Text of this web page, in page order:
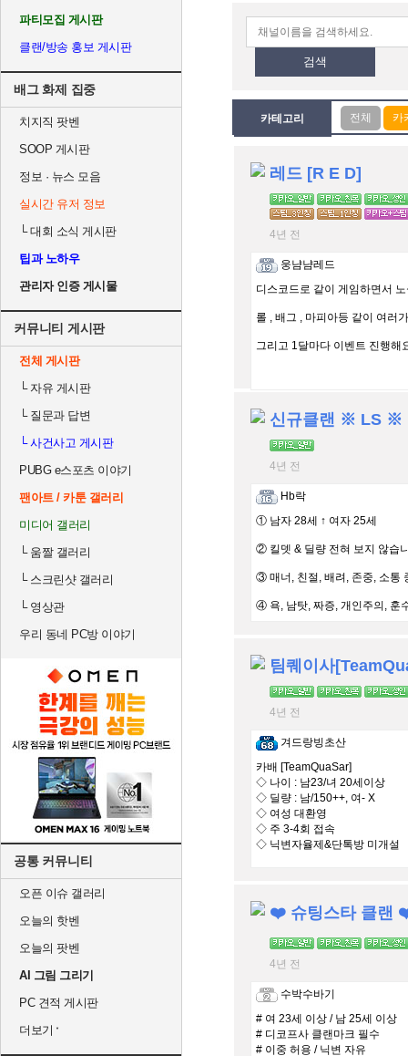
파티모집 게시판
클랜/방송 홍보 게시판
배그 화제 집중
치지직 팟벤
SOOP 게시판
정보 · 뉴스 모음
실시간 유저 정보
└대회 소식 게시판
팁과 노하우
관리자 인증 게시물
커뮤니티 게시판
전체 게시판
└자유 게시판
└질문과 답변
└사건사고 게시판
PUBG e스포츠 이야기
팬아트 / 카툰 갤러리
미디어 갤러리
└움짤 갤러리
└스크린샷 갤러리
└영상관
우리 동네 PC방 이야기
공통 커뮤니티
오픈 이슈 갤러리
오늘의 핫벤
오늘의 팟벤
AI 그림 그리기
PC 견적 게시판
더보기
검색
카테고리
레드 [R E D]
4년 전
웅냠냠레드
디스코드로 같이 게임하면서
롤 , 배그 , 마피아등 같이 여러
그리고 1달마다 이벤트 진행해
4년 전
Hb락
① 남자 28세 ↑ 여자 25세
② 킬뎃 & 딜량 전혀 보지 않습
③ 매너, 친절, 배려, 존중, 소통
④ 욕, 남탓, 짜증, 개인주의, 훈
팀퀘이사
4년 전
겨드랑빙초산
카배 [TeamQuaSar]
◇ 나이 : 남23/녀 20세이상
◇ 딜량 : 남/150++, 여- X
◇ 여성 대환영
◇ 주 3-4회 접속
◇ 닉변자율제&단톡방 미개설
❤️ 슈팅스타 클랜
4년 전
수박수바기
# 여 23세 이상 / 남 25세 이상
# 디코프사 클랜마크 필수
# 이중 허용 / 닉변 자유